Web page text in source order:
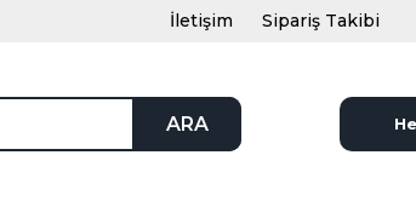
İletişim Sipariş Takibi
ARA